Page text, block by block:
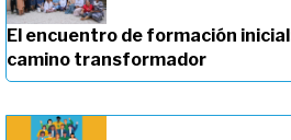
El encuentro de formación
camino transformador